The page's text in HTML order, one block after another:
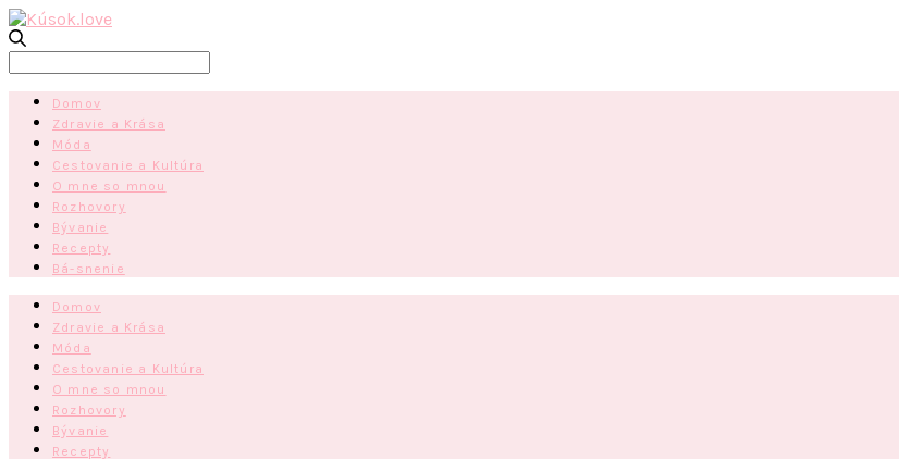
Domov
Zdravie a Krása
Móda
Cestovanie a Kultúra
O mne so mnou
Rozhovory
Bývanie
Recepty
Bá-snenie
Domov
Zdravie a Krása
Móda
Cestovanie a Kultúra
O mne so mnou
Rozhovory
Bývanie
Recepty